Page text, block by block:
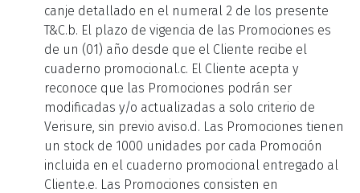
canje detallado en el numeral 2 de los presente
T&C.b. El plazo de vigencia de las Promociones es
de un (01) año desde que el Cliente recibe el
cuaderno promocional.c. El Cliente acepta y
reconoce que las Promociones podrán ser
modificadas y/o actualizadas a solo criterio de
Verisure, sin previo aviso.d. Las Promociones tienen
un stock de 1000 unidades por cada Promoción
incluida en el cuaderno promocional entregado al
Cliente.e. Las Promociones consisten en